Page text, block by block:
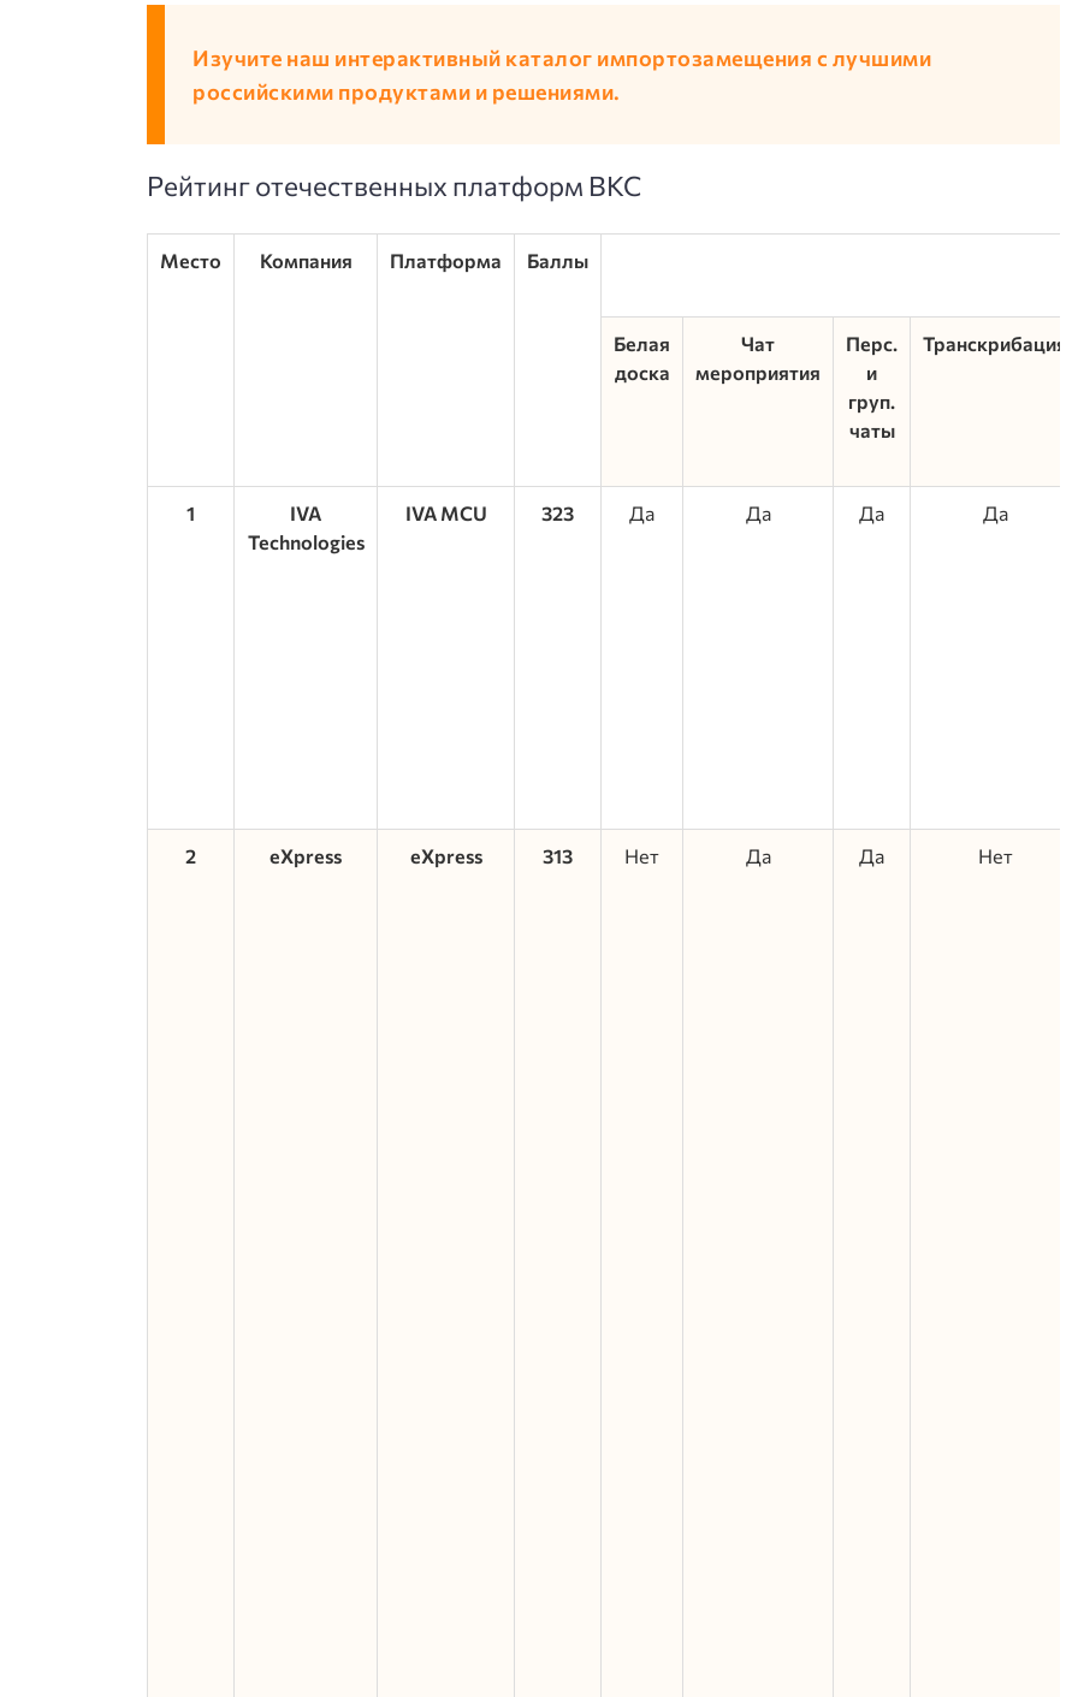
Изучите наш интерактивный каталог импортозамещения с лучшими
российскими продуктами и решениями.
Рейтинг отечественных платформ ВКС
Место Компания Платформа Баллы
Белая
доска
Чат
мероприятия
Перс.
и
груп.
чаты
Транскрибация
1
IVA
Technologies
IVA MCU 323 Да Да Да Да
2 eXpress eXpress 313 Нет Да Да Нет